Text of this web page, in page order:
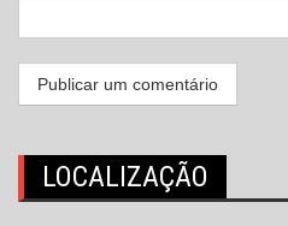
LOCALIZAÇÃO